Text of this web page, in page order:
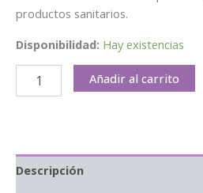
productos sanitarios.
Disponibilidad: Hay existencias
Añadir al carrito
Descripción